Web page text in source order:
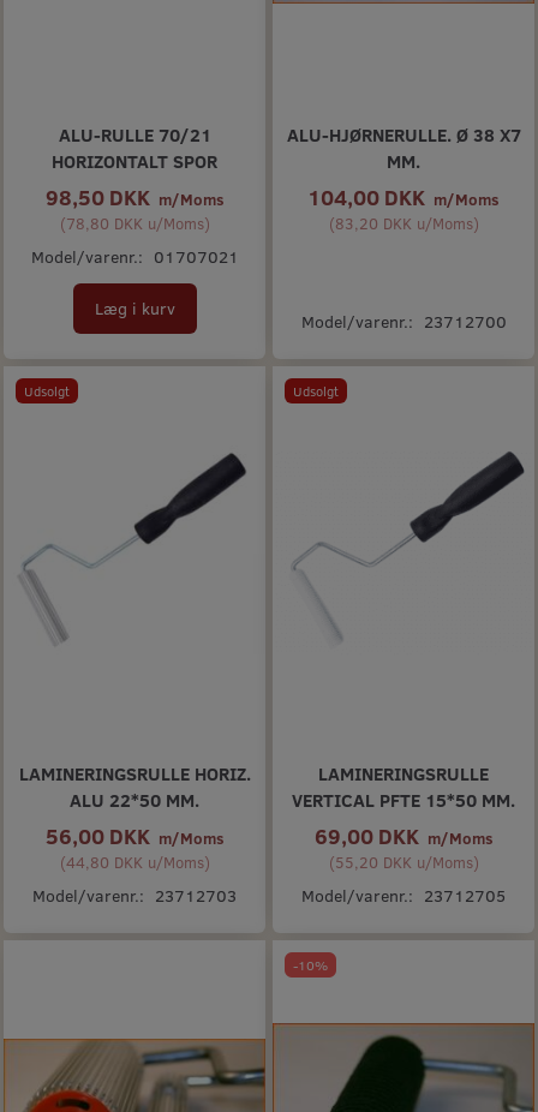
ALU-RULLE 70/21
HORIZONTALT SPOR
98,50 DKK m/Moms
(78,80 DKK u/Moms)
Model/varenr.: 01707021
Læg i kurv
ALU-HJØRNERULLE. Ø 38 X7
MM.
104,00 DKK m/Moms
(83,20 DKK u/Moms)
Model/varenr.: 23712700
Udsolgt
LAMINERINGSRULLE HORIZ.
ALU 22*50 MM.
56,00 DKK m/Moms
(44,80 DKK u/Moms)
Model/varenr.: 23712703
Udsolgt
LAMINERINGSRULLE
VERTICAL PFTE 15*50 MM.
69,00 DKK m/Moms
(55,20 DKK u/Moms)
Model/varenr.: 23712705
-10%